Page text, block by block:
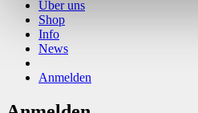
Über uns
Shop
Info
News
Anmelden